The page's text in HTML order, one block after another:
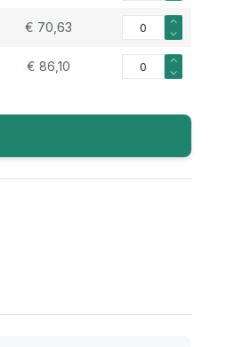
€ 70,63 Aantal voor
€ 86,10 Aantal voor